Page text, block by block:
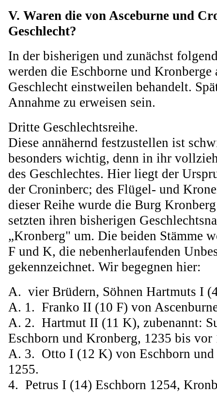
V. Waren die von Asceburne und
Geschlecht?
In der bisherigen und zunächst
werden die Eschborne und Kronberge
Geschlecht einstweilen behandelt.
Annahme zu erweisen sein.
Dritte Geschlechtsreihe.
Diese annähernd festzustellen ist
besonders wichtig, denn in ihr
des Geschlechtes. Hier liegt der
der Croninberc; des Flügel- und
dieser Reihe wurde die Burg
setzten ihren bisherigen
„Kronberg" um. Die beiden Stämme
F und K, die nebenherlaufenden
gekennzeichnet. Wir begegnen hier:
A. vier Brüdern, Söhnen Hartmuts I
A. 1. Franko II (10 F) von
A. 2. Hartmut II (11 K), zubenannt:
Eschborn und Kronberg, 1235 bis vor
A. 3. Otto I (12 K) von Eschborn
1255.
4. Petrus I (14) Eschborn 1254,